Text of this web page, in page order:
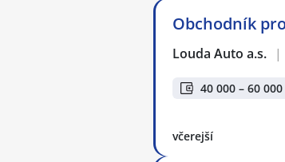
Obchodník
Louda Auto a.s. |
40 000 – 60 000
včerejší